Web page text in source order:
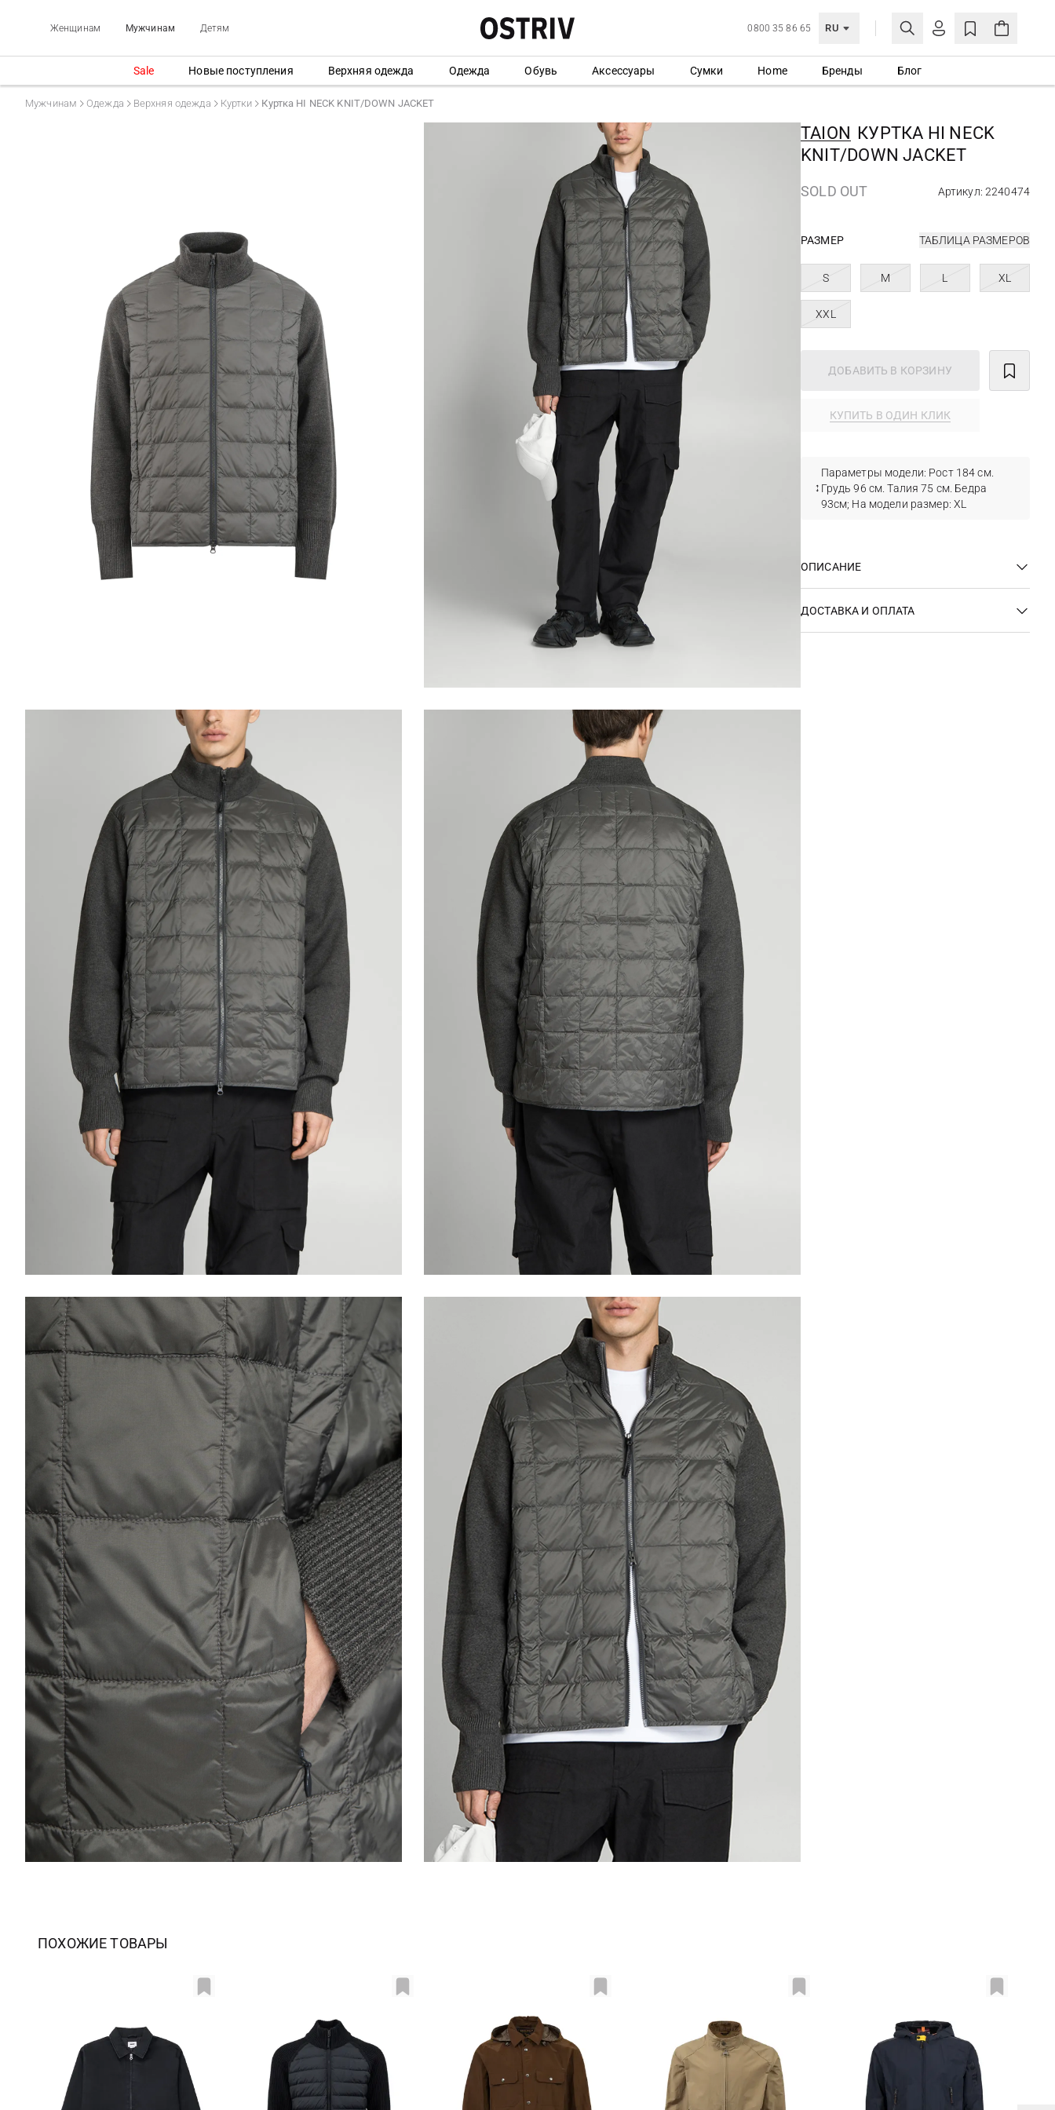
Женщинам Мужчинам Детям 0800 35 86 65 RU
ЛИЧНЫЙ КАБИНЕТ
Еще не зарегистрированы?
СОЗДАТЬ УЧЕТНУЮ ЗАПИСЬ
Sale Новые поступления Верхняя одежда Одежда Обувь Аксессуары Сумки Home Бренды Блог
Мужчинам Одежда Верхняя одежда Куртки Куртка HI NECK KNIT/DOWN JACKET
TAION КУРТКА HI NECK
KNIT/DOWN JACKET
SOLD OUT Артикул: 2240474
РАЗМЕР ТАБЛИЦА РАЗМЕРОВ
S M L XL
XXL
ДОБАВИТЬ В КОРЗИНУ
КУПИТЬ В ОДИН КЛИК
Параметры модели: Рост 184 см.
Грудь 96 см. Талия 75 см. Бедра
93см; На модели размер: XL
ОПИСАНИЕ
ДОСТАВКА И ОПЛАТА
ПОХОЖИЕ ТОВАРЫ